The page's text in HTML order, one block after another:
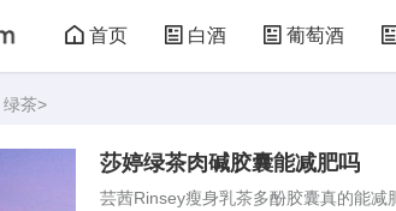
首页 白酒 葡萄酒
绿茶>
莎婷绿茶肉碱胶囊能减肥吗
芸茜Rinsey瘦身乳茶多酚胶囊真的能